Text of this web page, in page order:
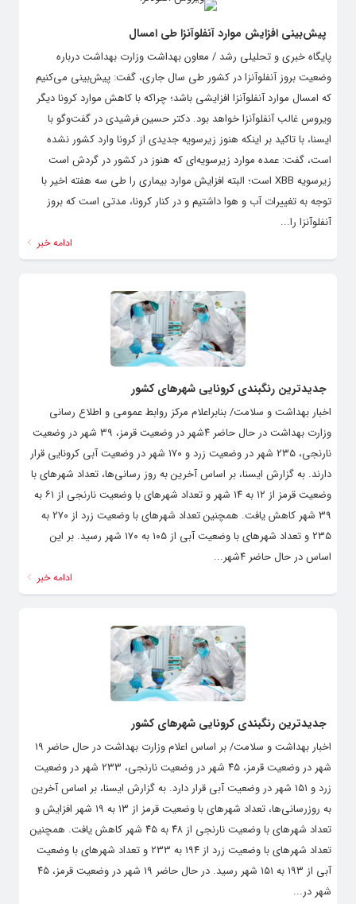
پیش‌بینی افزایش موارد آنفلوآنزا طی امسال
پایگاه خبری و تحلیلی رشد / معاون بهداشت وزارت بهداشت درباره
وضعیت بروز آنفلوآنزا در کشور طی سال جاری،‌ گفت: پیش‌بینی می‌کنیم
که امسال موارد آنفلوآنزا افزایشی باشد؛ چراکه با کاهش موارد کرونا دیگر
ویروس غالب آنفلوآنزا خواهد بود. دکتر حسین فرشیدی در گفت‌وگو با
ایسنا، با تاکید بر اینکه هنوز زیرسویه جدیدی از کرونا وارد کشور نشده
است، گفت: عمده موارد زیرسویه‌ای که هنوز در کشور در گردش است
زیرسویه XBB است؛ البته افزایش موارد بیماری را طی سه هفته اخیر با
توجه به تغییرات آب و هوا داشتیم و در کنار کرونا، مدتی است که بروز
آنفلوآنزا را...
ادامه خبر
جدیدترین رنگبندی کرونایی شهرهای کشور
اخبار بهداشت و سلامت/ بنابراعلام مرکز روابط عمومی و اطلاع رسانی
وزارت بهداشت در حال حاضر ۴شهر در وضعیت قرمز، ۳۹ شهر در وضعیت
نارنجی، ۲۳۵ شهر در وضعیت زرد و ۱۷۰ شهر در وضعیت آبی کرونایی قرار
دارند. به گزارش ایسنا، بر اساس آخرین به روز رسانی‌ها، تعداد شهرهای با
وضعیت قرمز از ۱۲ به ۱۴ شهر و تعداد شهرهای با وضعیت نارنجی از ۶۱ به
۳۹ شهر کاهش یافت. همچنین تعداد شهرهای با وضعیت زرد از ۲۷۰ به
۲۳۵ و تعداد شهرهای با وضعیت آبی از ۱۰۵ به ۱۷۰ شهر رسید. بر این
اساس در حال حاضر ۴شهر...
ادامه خبر
جدیدترین رنگبندی کرونایی شهرهای کشور
اخبار بهداشت و سلامت/ بر اساس اعلام وزارت بهداشت در حال حاضر ۱۹
شهر در وضعیت قرمز، ۴۵ شهر در وضعیت نارنجی، ۲۳۳ شهر در وضعیت
زرد و ۱۵۱ شهر در وضعیت آبی قرار دارد. به گزارش ایسنا، بر اساس آخرین
به روزرسانی‌ها، تعداد شهرهای با وضعیت قرمز از ۱۳ به ۱۹ شهر افزایش و
تعداد شهرهای با وضعیت نارنجی از ۴۸ به ۴۵ شهر کاهش یافت. همچنین
تعداد شهرهای با وضعیت زرد از ۱۹۴ به ۲۳۳ و تعداد شهرهای با وضعیت
آبی از ۱۹۳ به ۱۵۱ شهر رسید. در حال حاضر ۱۹ شهر در وضعیت قرمز، ۴۵
شهر در...